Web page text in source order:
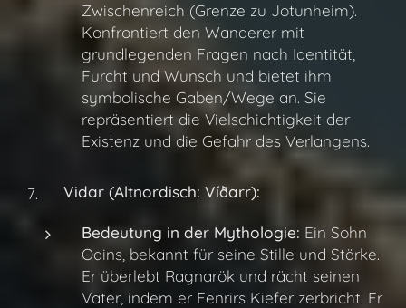
Zwischenreich (Grenze zu Jotunheim).
Konfrontiert den Wanderer mit
grundlegenden Fragen nach Identität,
Furcht und Wunsch und bietet ihm
symbolische Gaben/Wege an. Sie
repräsentiert die Vielschichtigkeit der
Existenz und die Gefahr des Verlangens.
Vidar (Altnordisch: Víðarr):
Bedeutung in der Mythologie: Ein Sohn
Odins, bekannt für seine Stille und Stärke.
Er überlebt Ragnarök und rächt seinen
Vater, indem er Fenrirs Kiefer zerbricht. Er